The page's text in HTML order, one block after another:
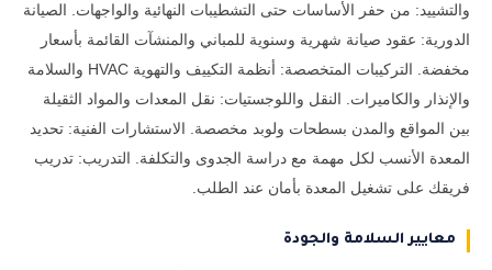
والتشييد: من حفر الأساسات حتى التشطيبات النهائية والواجهات. الصيانة
الدورية: عقود صيانة شهرية وسنوية للمباني والمنشآت القائمة بأسعار
مخفضة. التركيبات المتخصصة: أنظمة التكييف والتهوية HVAC والسلامة
والإنذار والكاميرات. النقل واللوجستيات: نقل المعدات والمواد الثقيلة
بين المواقع والمدن بسطحات ولوبد مخصصة. الاستشارات الفنية: تحديد
المعدة الأنسب لكل مهمة مع دراسة الجدوى والتكلفة. التدريب: تدريب
فريقك على تشغيل المعدة بأمان عند الطلب.
معايير السلامة والجودة